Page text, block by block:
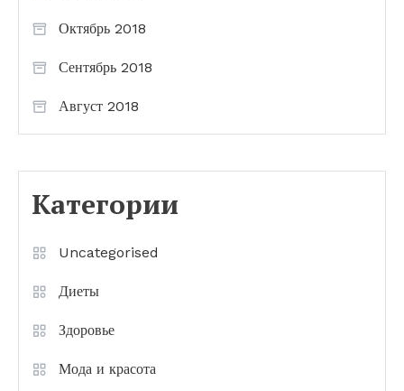
Октябрь 2018
Сентябрь 2018
Август 2018
Категории
Uncategorised
Диеты
Здоровье
Мода и красота